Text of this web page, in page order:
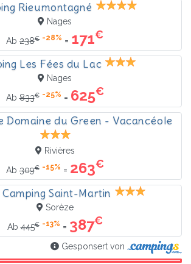
Rieumontagné
Nages
Ab 238€ -28% = 171€
Les Fées du Lac
Nages
Ab833€ -25% = 625€
Domaine du Green - Vacancéole
Rivières
Ab309€ -15% = 263€
Saint-Martin
Sorèze
Ab445€ -13% = 387€
Gesponsert von